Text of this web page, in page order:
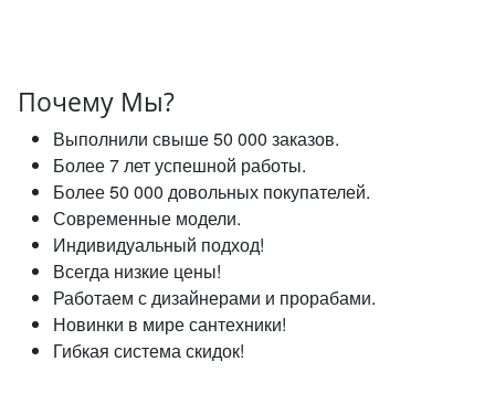
Почему Мы?
Выполнили свыше 50 000 заказов.
Более 7 лет успешной работы.
Более 50 000 довольных покупателей.
Современные модели.
Индивидуальный подход!
Всегда низкие цены!
Работаем с дизайнерами и прорабами.
Новинки в мире сантехники!
Гибкая система скидок!